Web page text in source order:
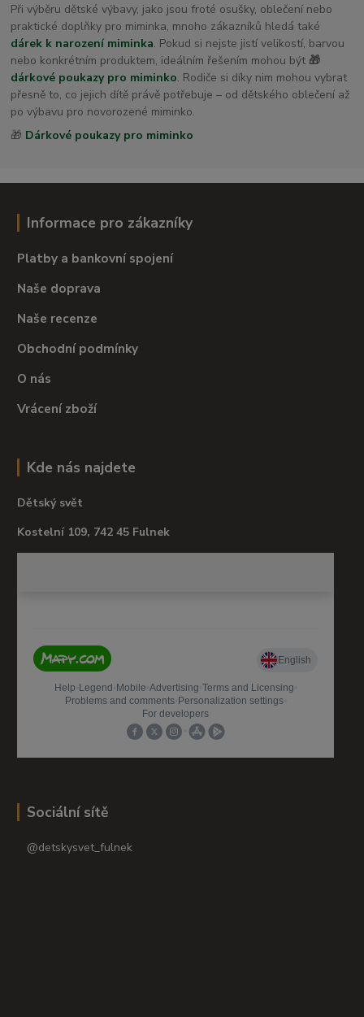
Při výběru dětské výbavy, jako jsou froté osušky, oblečení nebo
praktické doplňky pro miminka, mnoho zákazníků hledá také
dárek k narození miminka. Pokud si nejste jistí velikostí, barvou
nebo konkrétním produktem, ideálním řešením mohou být 🎁
dárkové poukazy pro miminko. Rodiče si díky nim mohou vybrat
přesně to, co jejich dítě právě potřebuje – od dětského oblečení až
po výbavu pro novorozené miminko.
🎁 Dárkové poukazy pro miminko
Informace pro zákazníky
Platby a bankovní spojení
Naše doprava
Naše recenze
Obchodní podmínky
O nás
Vrácení zboží
Kde nás najdete
Dětský svět
Kostelní 109, 742 45 Fulnek
Sociální sítě
@detskysvet_fulnek